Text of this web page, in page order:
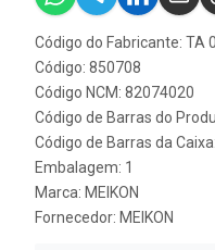
Código do Fabricante: TA
Código: 850708
Código NCM: 82074020
Código de Barras do
Código de Barras da
Embalagem: 1
Marca: MEIKON
Fornecedor: MEIKON